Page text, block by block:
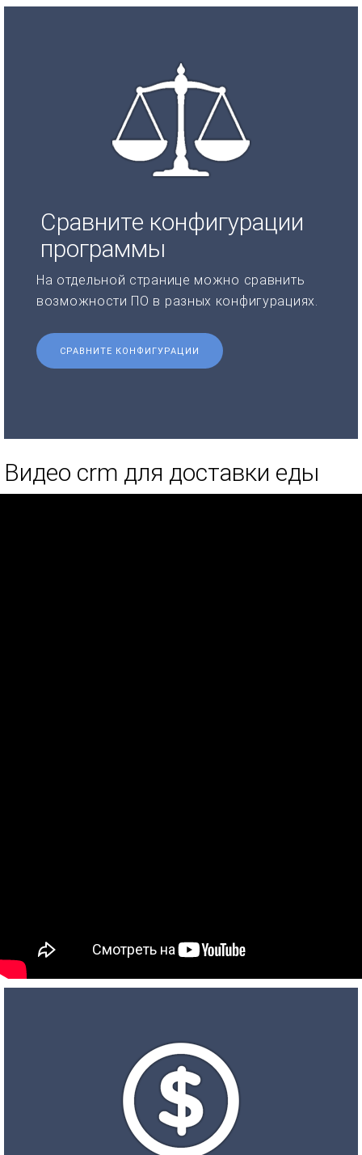
Сравните конфигурации
программы
На отдельной странице можно сравнить
возможности ПО в разных конфигурациях.
СРАВНИТЕ КОНФИГУРАЦИИ
Видео crm для доставки еды